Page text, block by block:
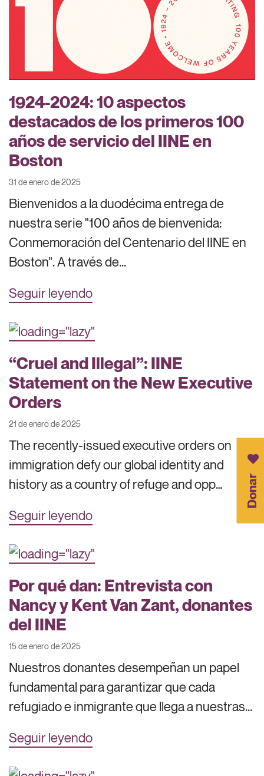
1924-2024: 10 aspectos
destacados de los primeros 100
años de servicio del IINE en
Boston
31 de enero de 2025
Bienvenidos a la duodécima entrega de
nuestra serie "100 años de bienvenida:
Conmemoración del Centenario del IINE en
Boston". A través de...
Seguir leyendo
“Cruel and Illegal”: IINE
Statement on the New Executive
Orders
21 de enero de 2025
The recently-issued executive orders on
immigration defy our global identity and
history as a country of refuge and opp…
Seguir leyendo
Por qué dan: Entrevista con
Nancy y Kent Van Zant, donantes
del IINE
15 de enero de 2025
Nuestros donantes desempeñan un papel
fundamental para garantizar que cada
refugiado e inmigrante que llega a nuestras...
Seguir leyendo
Donar